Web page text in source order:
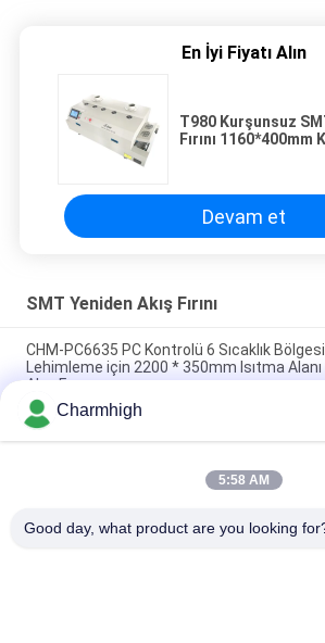
En İyi Fiyatı Alın
T980 Kurşunsuz
Fırını 1160*400mm
Devam et
SMT Yeniden Akış Fırını
CHM-PC6635 PC Kontrolü 6 Sıcaklık
Lehimleme için 2200 * 350mm Isıtma
Akış Fırını
CHM-F830 Dikey SMT Geri Akış Fırını 8
1400*300mm Sıcak Hava Lehimleme
CHM-6635 Reflow Fırını 6 Sıcaklık Bölgesi
Charmhigh
5:58 AM
Good day, what product are you looking